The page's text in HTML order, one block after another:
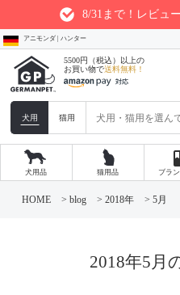
8/31まで！レビュー
アニモンダ | ハンター
5500円（税込）以上の
お買い物で送料無料！
犬用 猫用
犬用品 猫用品
book
ブラ
HOME > blog > 2018年 > 5月
2018年5月